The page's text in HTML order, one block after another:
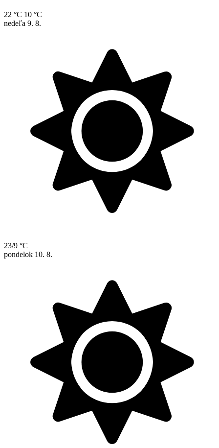
22 °C 10 °C
nedeľa 9. 8.
23/9 °C
pondelok 10. 8.